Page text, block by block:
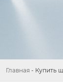
Главная - Купить